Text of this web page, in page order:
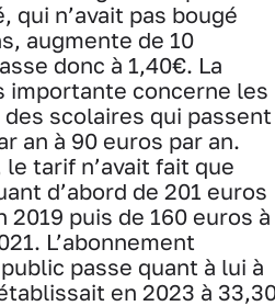
qui n’avait pas bougé
augmente de 10
donc à 1,40€. La
importante concerne les
scolaires qui passent
an à 90 euros par an.
le tarif n’avait fait que
d’abord de 201 euros
2019 puis de 160 euros à
L’abonnement
passe quant à lui à
en 2023 à